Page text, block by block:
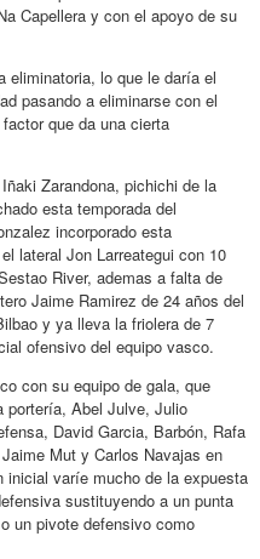
Capellera y con el apoyo de su
eliminatoria, lo que le daría el
pasando a eliminarse con el
que da una cierta
Zarandona, pichichi de la
esta temporada del
incorporado esta
lateral Jon Larreategui con 10
River, ademas a falta de
Jaime Ramirez de 24 años del
y ya lleva la friolera de 7
ofensivo del equipo vasco.
con su equipo de gala, que
portería, Abel Julve, Julio
David Garcia, Barbón, Rafa
Mut y Carlos Navajas en
inicial varíe mucho de la expuesta
sustituyendo a un punta
un pivote defensivo como